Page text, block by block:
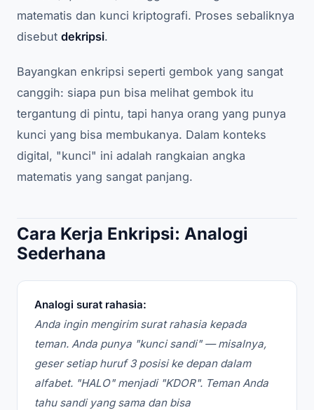
matematis dan kunci kriptografi. Proses sebaliknya
disebut dekripsi.
Bayangkan enkripsi seperti gembok yang sangat
canggih: siapa pun bisa melihat gembok itu
tergantung di pintu, tapi hanya orang yang punya
kunci yang bisa membukanya. Dalam konteks
digital, "kunci" ini adalah rangkaian angka
matematis yang sangat panjang.
Cara Kerja Enkripsi: Analogi
Sederhana
Analogi surat rahasia:
Anda ingin mengirim surat rahasia kepada
teman. Anda punya "kunci sandi" — misalnya,
geser setiap huruf 3 posisi ke depan dalam
alfabet. "HALO" menjadi "KDOR". Teman Anda
tahu sandi yang sama dan bisa